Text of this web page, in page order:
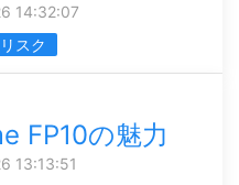
14:32:07
スク
FP10の魅力
13:13:51